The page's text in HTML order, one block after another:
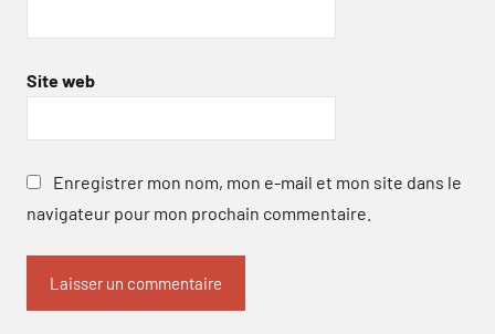
Site web
Enregistrer mon nom, mon e-mail et mon site dans le
navigateur pour mon prochain commentaire.